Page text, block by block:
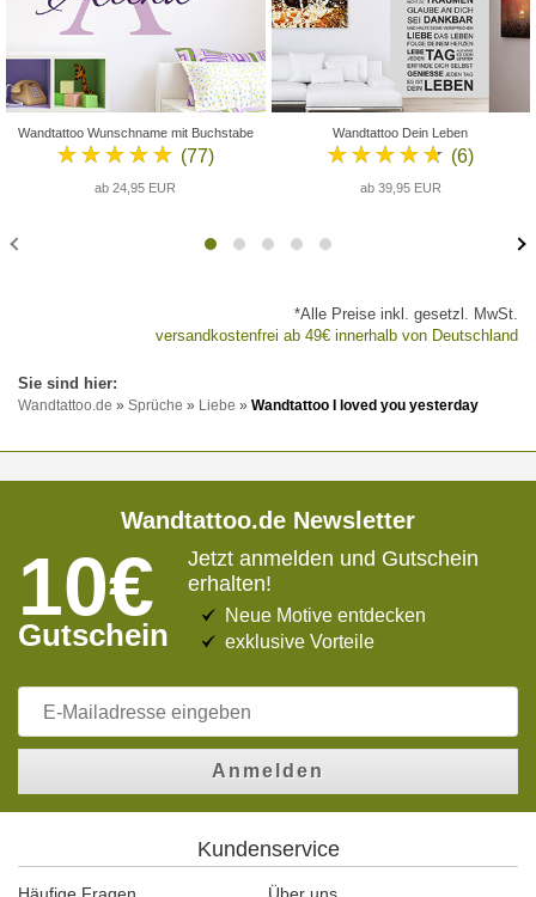
Wandtattoo Wunschname mit Buchstabe
★★★★★ (77)
ab 24,95 EUR
Wandtattoo Dein Leben
★★★★★ (6)
ab 39,95 EUR
*Alle Preise inkl. gesetzl. MwSt.
versandkostenfrei ab 49€ innerhalb von Deutschland
Wandtattoo.de » Sprüche » Liebe » Wandtattoo I loved you yesterday
Wandtattoo.de Newsletter
10€
Gutschein
Jetzt anmelden und Gutschein
erhalten!
Neue Motive entdecken
exklusive Vorteile
Anmelden
Kundenservice